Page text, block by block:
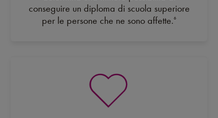
conseguire un diploma di scuola superiore
per le persone che ne sono affette. 6